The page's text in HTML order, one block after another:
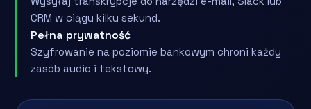
CRM w ciągu kilku sekund.
Pełna prywatność
Szyfrowanie na poziomie bankowym chroni każdy
zasób audio i tekstowy.